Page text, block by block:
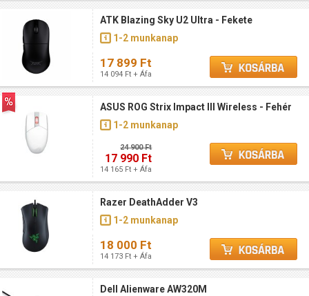
ATK Blazing Sky U2 Ultra - Fekete
1-2 munkanap
17 899 Ft
14 094 Ft + Áfa
ASUS ROG Strix Impact III Wireless - Fehér
1-2 munkanap
24 900 Ft
17 990 Ft
14 165 Ft + Áfa
Razer DeathAdder V3
1-2 munkanap
18 000 Ft
14 173 Ft + Áfa
Dell Alienware AW320M